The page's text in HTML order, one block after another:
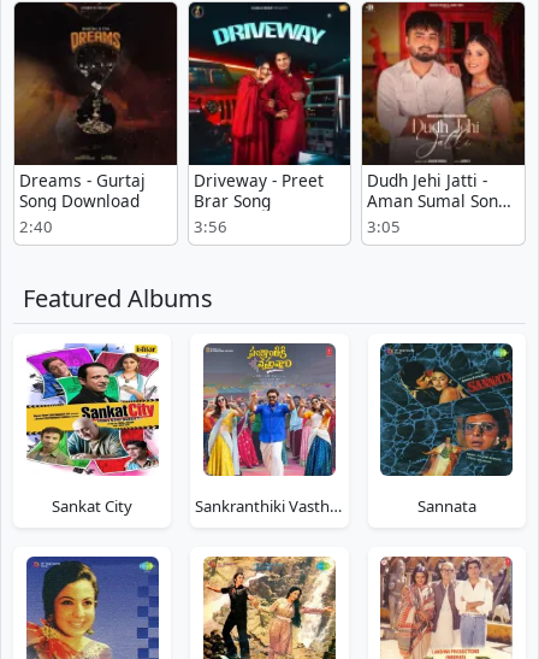
Dreams - Gurtaj
Song Download
2:40
Driveway - Preet
Brar Song
3:56
Dudh Jehi Jatti -
Aman Sumal Song
Download
3:05
Featured Albums
Sankat City Sankranthiki Vasthunam Sannata